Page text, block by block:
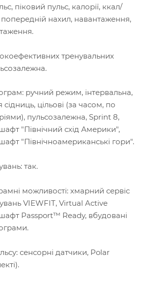
піковий пульс, калорії, ккал/
попередній нахил, навантаження,
тренувальних
ручний режим, інтервальна,
сідниць, цільові (за часом, по
пульсозалежна, Sprint 8,
"Північний схід Америки",
"Північноамериканські гори".
так.
можливості: хмарний сервіс
VIEWFIT, Virtual Active
Passport™ Ready, вбудовані
сенсорні датчики, Polar